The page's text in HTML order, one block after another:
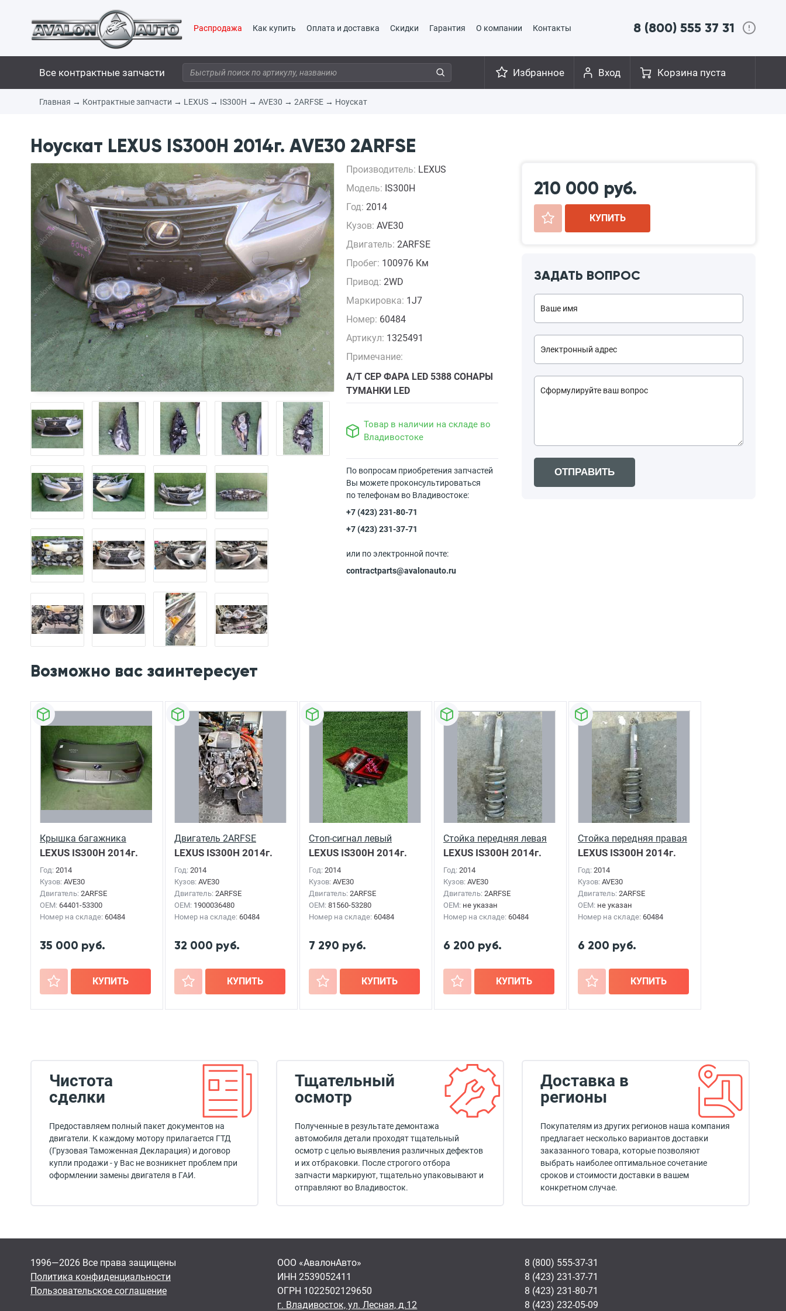
Распродажа Как купить Оплата и доставка Скидки Гарантия О компании Контакты 8 (800) 555 37 31
Все контрактные запчасти Корзина пуста
Вход
Избранное
Главная → Контрактные запчасти → LEXUS → IS300H → AVE30 → 2ARFSE → Ноускат
Ноускат LEXUS IS300H 2014г. AVE30 2ARFSE
Производитель: LEXUS
Модель: IS300H
Год: 2014
Кузов: AVE30
Двигатель: 2ARFSE
Пробег: 100976 Км
Привод: 2WD
Маркировка: 1J7
Номер: 60484
Артикул: 1325491
Примечание:
А/Т СЕР ФАРА LED 5388 СОНАРЫ
ТУМАНКИ LED
Товар в наличии на складе во
Владивостоке
По вопросам приобретения запчастей
Вы можете проконсультироваться
по телефонам во Владивостоке:
+7 (423) 231-80-71
+7 (423) 231-37-71
или по электронной почте:
contractparts@avalonauto.ru
210 000 руб.
+ КУПИТЬ
ЗАДАТЬ ВОПРОС
ОТПРАВИТЬ
Возможно вас заинтересует
Крышка багажника
LEXUS IS300H 2014г.
Год: 2014
Кузов: AVE30
Двигатель: 2ARFSE
OEM: 64401-53300
Номер на складе: 60484
35 000 руб.
+ КУПИТЬ
Двигатель 2ARFSE
LEXUS IS300H 2014г.
Год: 2014
Кузов: AVE30
Двигатель: 2ARFSE
OEM: 1900036480
Номер на складе: 60484
32 000 руб.
+ КУПИТЬ
Стоп-сигнал левый
LEXUS IS300H 2014г.
Год: 2014
Кузов: AVE30
Двигатель: 2ARFSE
OEM: 81560-53280
Номер на складе: 60484
7 290 руб.
+ КУПИТЬ
Стойка передняя левая
LEXUS IS300H 2014г.
Год: 2014
Кузов: AVE30
Двигатель: 2ARFSE
OEM: не указан
Номер на складе: 60484
6 200 руб.
+ КУПИТЬ
Стойка передняя правая
LEXUS IS300H 2014г.
Год: 2014
Кузов: AVE30
Двигатель: 2ARFSE
OEM: не указан
Номер на складе: 60484
6 200 руб.
+ КУПИТЬ
Чистота
сделки
Предоставляем полный пакет документов на
двигатели. К каждому мотору прилагается ГТД
(Грузовая Таможенная Декларация) и договор
купли продажи - у Вас не возникнет проблем при
оформлении замены двигателя в ГАИ.
Тщательный
осмотр
Полученные в результате демонтажа
автомобиля детали проходят тщательный
осмотр с целью выявления различных дефектов
и их отбраковки. После строгого отбора
запчасти маркируют, тщательно упаковывают и
отправляют во Владивосток.
Доставка в
регионы
Покупателям из других регионов наша компания
предлагает несколько вариантов доставки
заказанного товара, которые позволяют
выбрать наиболее оптимальное сочетание
сроков и стоимости доставки в вашем
конкретном случае.
1996—2026 Все права защищены
Политика конфиденциальности
Пользовательское соглашение
ООО «АвалонАвто»
ИНН 2539052411
ОГРН 1022502129650
г. Владивосток, ул. Лесная, д.12
8 (800) 555-37-31
8 (423) 231-37-71
8 (423) 231-80-71
8 (423) 232-05-09